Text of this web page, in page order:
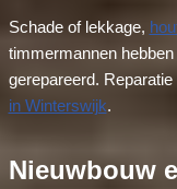
Schade of lekkage,
timmermannen
gerepareerd.
in Winterswijk.
Nieuwbouw